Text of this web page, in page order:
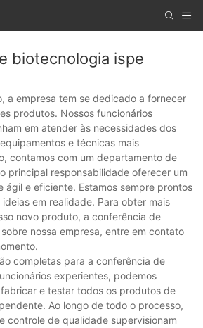
biotecnologia ispe
a empresa tem se dedicado a fornecer
produtos. Nossos funcionários
em atender às necessidades dos
e técnicas mais
contamos com um departamento de
principal responsabilidade oferecer um
ágil e eficiente. Estamos sempre prontos
em realidade. Para obter mais
novo produto, a conferência de
nossa empresa, entre em contato
completas para a conferência de
experientes, podemos
e testar todos os produtos de
Ao longo de todo o processo,
controle de qualidade supervisionam